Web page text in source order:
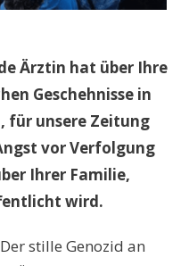
Ärztin hat über Ihre
Geschehnisse in
für unsere Zeitung
vor Verfolgung
Ihrer Familie,
wird.
stille Genozid an